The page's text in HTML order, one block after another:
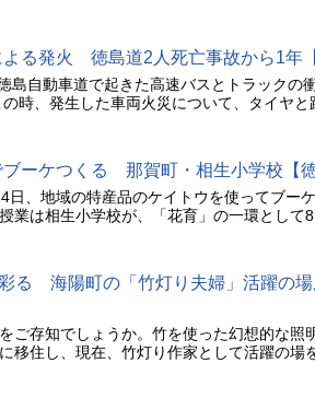
る発火 徳島道2人死亡事故から1年【
島自動車道で起きた高速バスとトラックの
時、発生した車両火災について、タイヤと
ーケつくる 那賀町・相生小学校【徳
日、地域の特産品のケイトウを使ってブー
業は相生小学校が、「花育」の一環として
る 海陽町の「竹灯り夫婦」活躍の
ご存知でしょうか。竹を使った幻想的な照
移住し、現在、竹灯り作家として活躍の場